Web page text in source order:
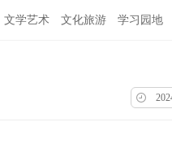
文学艺术 文化旅游 学习园地